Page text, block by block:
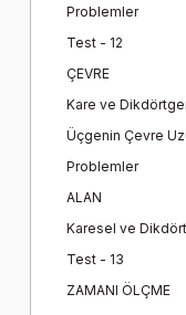
Problemler
Test - 12
ÇEVRE
Kare ve
Üçgenin Çevre
Problemler
ALAN
Karesel ve
Test - 13
ZAMANI ÖLÇME